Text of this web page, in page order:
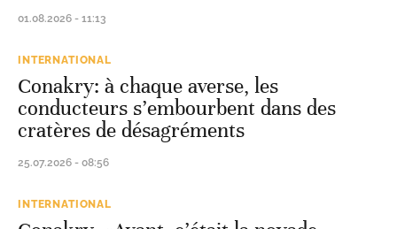
01.08.2026 - 11:13
INTERNATIONAL
Conakry: à chaque averse, les
conducteurs s’embourbent dans des
cratères de désagréments
25.07.2026 - 08:56
INTERNATIONAL